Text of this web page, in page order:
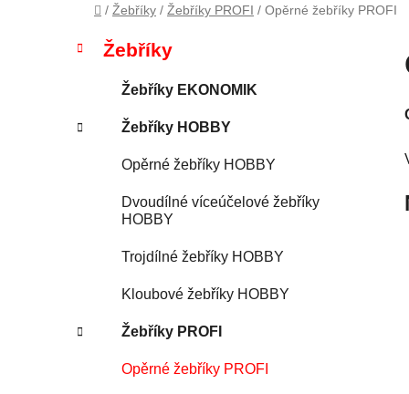
Domů
/ Žebříky / Žebříky PROFI / Opěrné žebříky PROFI
P
r
e
Přeskočit
kategorie
K
a
g
o
Žebříky
Žebříky EKONOMIK
Žebříky HOBBY
Opěrné žebříky HOBBY
Dvoudílné víceúčelové žebříky
HOBBY
Trojdílné žebříky HOBBY
Kloubové žebříky HOBBY
Žebříky PROFI
Opěrné žebříky PROFI